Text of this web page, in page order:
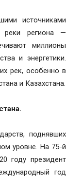
источниками
реки региона —
миллионы
и энергетики.
рек, особенно в
и Казахстана.
поднявших
уровне. На 75-й
году президент
год